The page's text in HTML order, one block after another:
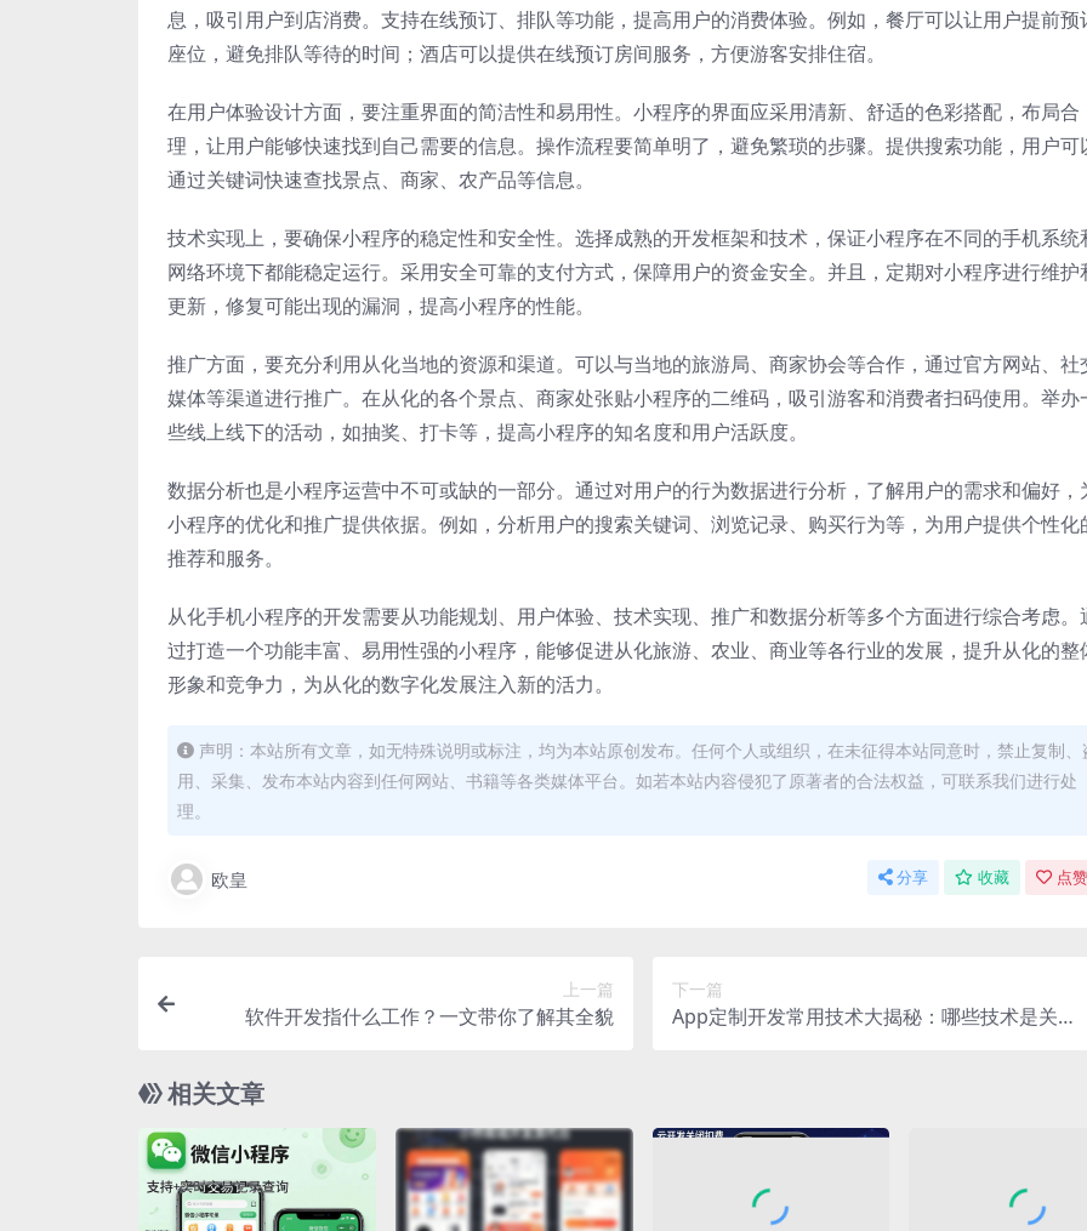
息，吸引用户到店消费。支持在线预订、排队等功能，提高用户的消费体验。例如，餐厅可以让用户提前预
座位，避免排队等待的时间；酒店可以提供在线预订房间服务，方便游客安排住宿。
在用户体验设计方面，要注重界面的简洁性和易用性。小程序的界面应采用清新、舒适的色彩搭配，布局合
理，让用户能够快速找到自己需要的信息。操作流程要简单明了，避免繁琐的步骤。提供搜索功能，用户可
通过关键词快速查找景点、商家、农产品等信息。
技术实现上，要确保小程序的稳定性和安全性。选择成熟的开发框架和技术，保证小程序在不同的手机系统
网络环境下都能稳定运行。采用安全可靠的支付方式，保障用户的资金安全。并且，定期对小程序进行维护
更新，修复可能出现的漏洞，提高小程序的性能。
推广方面，要充分利用从化当地的资源和渠道。可以与当地的旅游局、商家协会等合作，通过官方网站、社
媒体等渠道进行推广。在从化的各个景点、商家处张贴小程序的二维码，吸引游客和消费者扫码使用。举办
些线上线下的活动，如抽奖、打卡等，提高小程序的知名度和用户活跃度。
数据分析也是小程序运营中不可或缺的一部分。通过对用户的行为数据进行分析，了解用户的需求和偏好，
小程序的优化和推广提供依据。例如，分析用户的搜索关键词、浏览记录、购买行为等，为用户提供个性化
推荐和服务。
从化手机小程序的开发需要从功能规划、用户体验、技术实现、推广和数据分析等多个方面进行综合考虑。
过打造一个功能丰富、易用性强的小程序，能够促进从化旅游、农业、商业等各行业的发展，提升从化的整
形象和竞争力，为从化的数字化发展注入新的活力。
声明：本站所有文章，如无特殊说明或标注，均为本站原创发布。任何个人或组织，在未征得本站同意时，禁止复制、
用、采集、发布本站内容到任何网站、书籍等各类媒体平台。如若本站内容侵犯了原著者的合法权益，可联系我们进行处
理。
欧皇 分享 收藏 点
上一篇
软件开发指什么工作？一文带你了解其全貌
下一篇
App定制开发常用技术大揭秘：哪些技术是关键
相关文章